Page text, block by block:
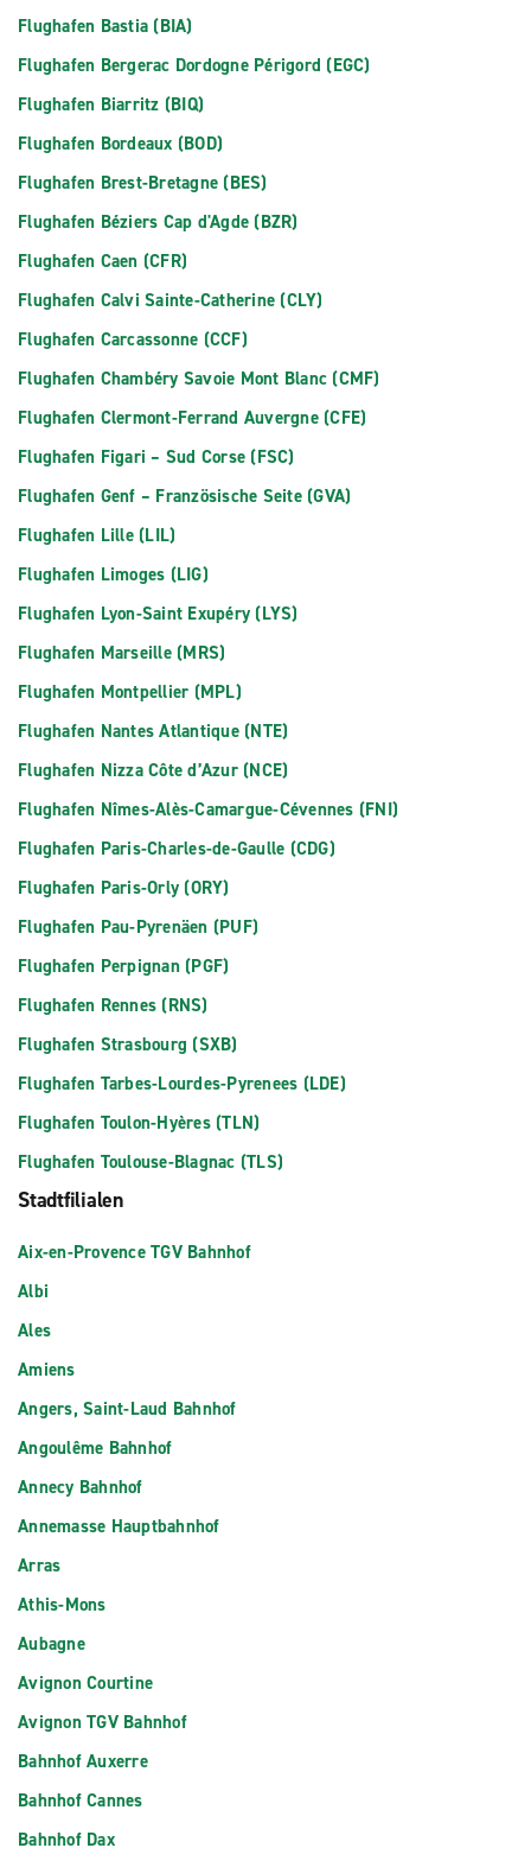
Flughafen Bastia (BIA)
Flughafen Bergerac Dordogne Périgord (EGC)
Flughafen Biarritz (BIQ)
Flughafen Bordeaux (BOD)
Flughafen Brest-Bretagne (BES)
Flughafen Béziers Cap d'Agde (BZR)
Flughafen Caen (CFR)
Flughafen Calvi Sainte-Catherine (CLY)
Flughafen Carcassonne (CCF)
Flughafen Chambéry Savoie Mont Blanc (CMF)
Flughafen Clermont-Ferrand Auvergne (CFE)
Flughafen Figari – Sud Corse (FSC)
Flughafen Genf – Französische Seite (GVA)
Flughafen Lille (LIL)
Flughafen Limoges (LIG)
Flughafen Lyon-Saint Exupéry (LYS)
Flughafen Marseille (MRS)
Flughafen Montpellier (MPL)
Flughafen Nantes Atlantique (NTE)
Flughafen Nizza Côte d’Azur (NCE)
Flughafen Nîmes-Alès-Camargue-Cévennes (FNI)
Flughafen Paris-Charles-de-Gaulle (CDG)
Flughafen Paris-Orly (ORY)
Flughafen Pau-Pyrenäen (PUF)
Flughafen Perpignan (PGF)
Flughafen Rennes (RNS)
Flughafen Strasbourg (SXB)
Flughafen Tarbes-Lourdes-Pyrenees (LDE)
Flughafen Toulon-Hyères (TLN)
Flughafen Toulouse-Blagnac (TLS)
Stadtfilialen
Aix-en-Provence TGV Bahnhof
Albi
Ales
Amiens
Angers, Saint-Laud Bahnhof
Angoulême Bahnhof
Annecy Bahnhof
Annemasse Hauptbahnhof
Arras
Athis-Mons
Aubagne
Avignon Courtine
Avignon TGV Bahnhof
Bahnhof Auxerre
Bahnhof Cannes
Bahnhof Dax